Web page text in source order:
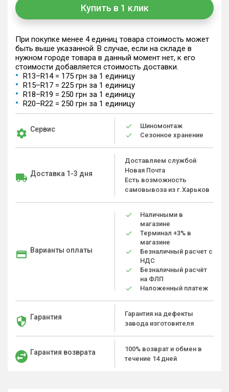
Купить в 1 клик
При покупке менее 4 единиц товара стоимость может
быть выше указанной. В случае, если на складе в
нужном городе товара в данный момент нет, к его
стоимости добавляется стоимость доставки.
R13–R14 = 175 грн за 1 единицу
R15–R17 = 225 грн за 1 единицу
R18–R19 = 250 грн за 1 единицу
R20–R22 = 250 грн за 1 единицу
Сервис
Шиномонтаж
Сезонное хранение
Доставка 1-3 дня
Доставляем службой
Новая Почта
Есть возможность
самовывоза из г.Харьков
Варианты оплаты
Наличными в
магазине
Терминал +3% в
магазине
Безналичный расчет с
НДС
Безналичный расчёт
на ФЛП
Наложенный платеж
Гарантия
Гарантия на дефекты
завода изготовителя
Гарантия возврата
100% возврат и обмен в
течение 14 дней